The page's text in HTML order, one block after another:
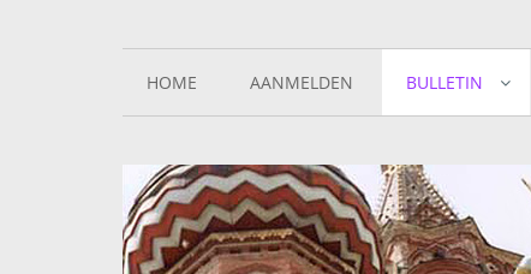
HOME AANMELDEN BULLETIN